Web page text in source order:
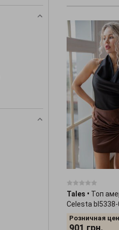
Tales • Топ
Celesta bl5338-
Розничная
901 грн.